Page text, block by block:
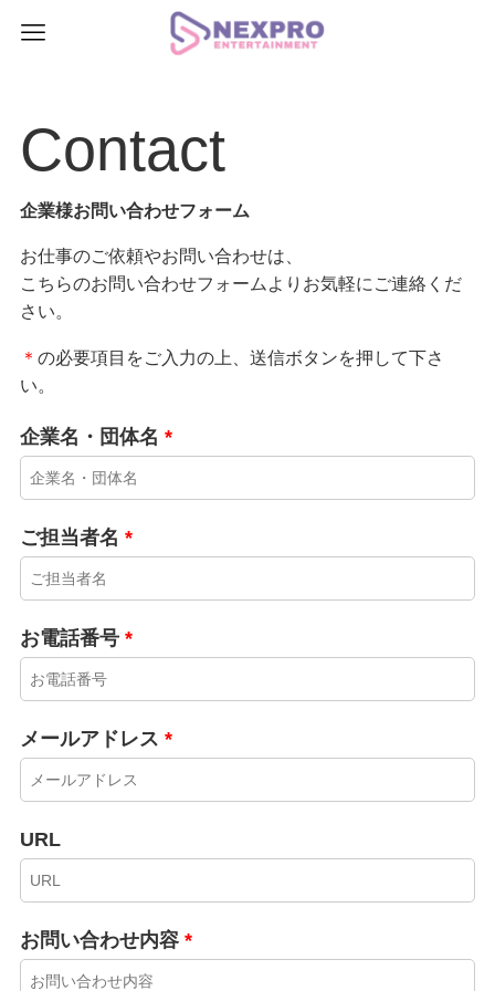
Contact
企業様お問い合わせフォーム
お仕事のご依頼やお問い合わせは、
こちらのお問い合わせフォームよりお気軽にご連絡くだ
さい。
＊ の必要項目をご入力の上、送信ボタンを押して下さ
い。
企業名・団体名 *
ご担当者名 *
お電話番号 *
メールアドレス *
URL
お問い合わせ内容 *